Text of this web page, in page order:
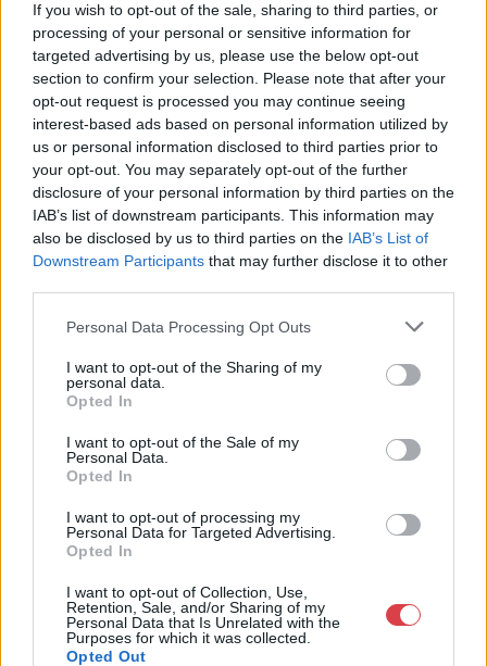
If you wish to opt-out of the sale, sharing to third parties, or
processing of your personal or sensitive information for
targeted advertising by us, please use the below opt-out
section to confirm your selection. Please note that after your
opt-out request is processed you may continue seeing
interest-based ads based on personal information utilized by
us or personal information disclosed to third parties prior to
your opt-out. You may separately opt-out of the further
disclosure of your personal information by third parties on the
IAB’s list of downstream participants. This information may
also be disclosed by us to third parties on the IAB’s List of
Downstream Participants that may further disclose it to other
Personal Data Processing Opt Outs
I want to opt-out of the Sharing of my
personal data.
Opted In
I want to opt-out of the Sale of my
Personal Data.
Opted In
I want to opt-out of processing my
Personal Data for Targeted Advertising.
Opted In
I want to opt-out of Collection, Use,
Retention, Sale, and/or Sharing of my
Personal Data that Is Unrelated with the
Purposes for which it was collected.
Opted Out
Eladó adatai
Eladó:BÁV ART Aukciósház és
Galéria
1027 Budapest, Csalogány u.
23-33.
Telefon: (06 1) 331 0513
Weboldal:http://bav-art.hu
óriási tapasztalatával, szakmai tekintélyével és
műkereskedelem meghatározó szereplője. A 2007-ben
megújult BÁV Aukciósház mára a magyarországi
műkereskedelem egyik legfontosabb színterévé, kereskedelmi
műkereskedelmi üzlethálózatával rendelkező BÁV ZRt.
felkészült munkatársai a hét hat napján állnak a műtárgyat
GALÉRIA TOVÁBBI MŰTÁRGYAI